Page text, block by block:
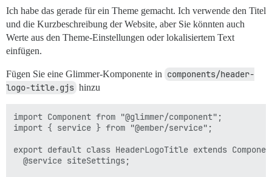
Ich habe das gerade für ein Theme gemacht. Ich verwende den Titel
und die Kurzbeschreibung der Website, aber Sie könnten auch
Werte aus den Theme-Einstellungen oder lokalisiertem Text
einfügen.
Fügen Sie eine Glimmer-Komponente in components/header-
logo-title.gjs hinzu
import Component from "@glimmer/component";
import { service } from "@ember/service";
export default class HeaderLogoTitle extends
  @service siteSettings;